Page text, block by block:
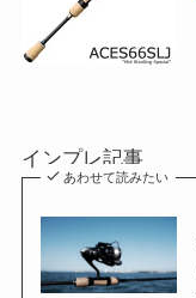
インプレ記事
あわせて読みたい